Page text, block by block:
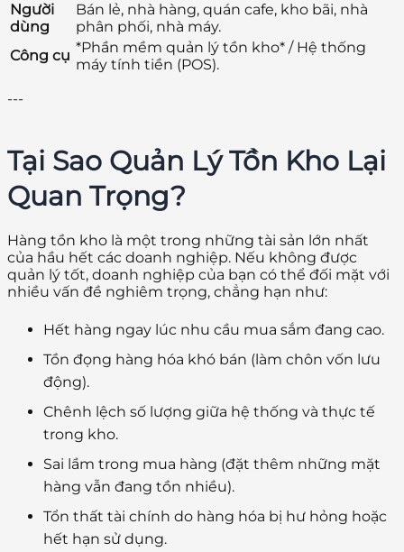
Người
dùng
Bán lẻ, nhà hàng, quán cafe, kho bãi, nhà
phân phối, nhà máy.
Công cụ *Phần mềm quản lý tồn kho* / Hệ thống
máy tính tiền (POS).
---
Tại Sao Quản Lý Tồn Kho Lại
Quan Trọng?
Hàng tồn kho là một trong những tài sản lớn nhất
của hầu hết các doanh nghiệp. Nếu không được
quản lý tốt, doanh nghiệp của bạn có thể đối mặt với
nhiều vấn đề nghiêm trọng, chẳng hạn như:
Hết hàng ngay lúc nhu cầu mua sắm đang cao.
Tồn đọng hàng hóa khó bán (làm chôn vốn lưu
động).
Chênh lệch số lượng giữa hệ thống và thực tế
trong kho.
Sai lầm trong mua hàng (đặt thêm những mặt
hàng vẫn đang tồn nhiều).
Tổn thất tài chính do hàng hóa bị hư hỏng hoặc
hết hạn sử dụng.